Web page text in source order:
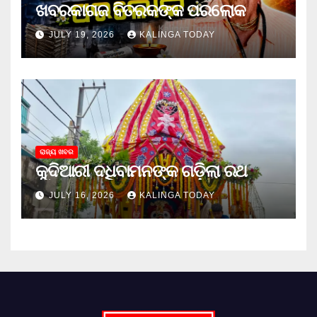
ଖବରକାଗଜ ବିତରକଙ୍କ ପରଲୋକ
JULY 19, 2026 KALINGA TODAY
ରାଜ୍ୟ ଖବର
କୁଦିଆରୀ ଦଧିବାମନଙ୍କ ଗଡ଼ିଲା ରଥ
JULY 16, 2026 KALINGA TODAY